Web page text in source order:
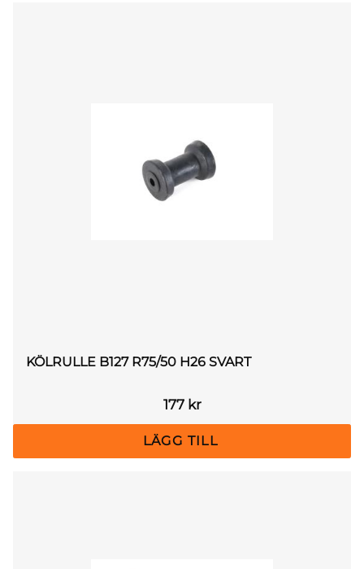
KÖLRULLE B127 R75/50 H26 SVART
177kr